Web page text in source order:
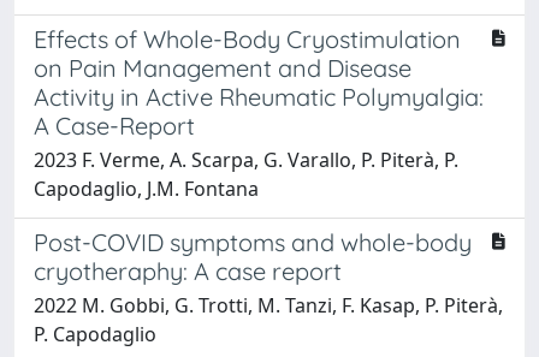
Effects of Whole-Body Cryostimulation
on Pain Management and Disease
Activity in Active Rheumatic Polymyalgia:
A Case-Report
2023 F. Verme, A. Scarpa, G. Varallo, P. Piterà, P.
Capodaglio, J.M. Fontana
Post-COVID symptoms and whole-body
cryotheraphy: A case report
2022 M. Gobbi, G. Trotti, M. Tanzi, F. Kasap, P. Piterà,
P. Capodaglio